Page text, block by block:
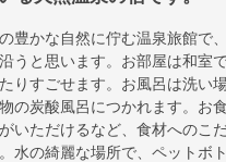
豊かな自然に佇む温泉旅館で、
うと思います。お部屋は和室
りすごせます。お風呂は洗い
の炭酸風呂につかれます。お
いただけるなど、食材へのこ
水の綺麗な場所で、ペットボ